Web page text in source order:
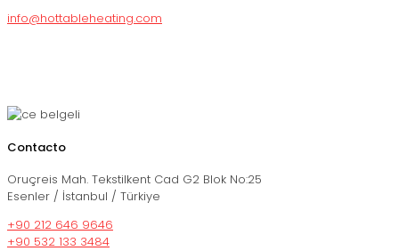
info@hottableheating.com
Contacto
Oruçreis Mah. Tekstilkent Cad G2 Blok No:25
Esenler / İstanbul / Türkiye
+90 212 646 9646
+90 532 133 3484